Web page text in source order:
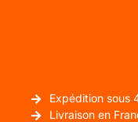
Expédition sous
Livraison en